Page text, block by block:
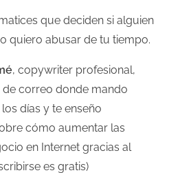
que deciden si alguien
quiero abusar de tu tiempo.
, copywriter profesional,
de correo donde mando
días y te enseño
cómo aumentar las
en Internet gracias al
es gratis)